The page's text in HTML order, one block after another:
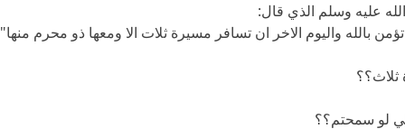
عليه وسلم الذي قال:
بالله واليوم الاخر ان تسافر مسيرة ثلات الا ومعها ذو محرم منها"
لو سمحتم؟؟